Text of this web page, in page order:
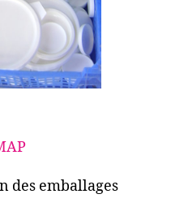
des emballages